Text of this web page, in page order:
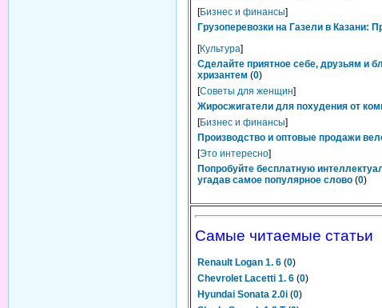
[Бизнес и финансы]
Грузоперевозки на Газели в Казани:
[Культура]
Сделайте приятное себе, друзьям и
хризантем (0)
[Советы для женщин]
Жиросжигатели для похудения от
[Бизнес и финансы]
Производство и оптовые продажи
[Это интересно]
Попробуйте бесплатную
угадав самое популярное слово (0)
Самые читаемые статьи
Renault Logan 1. 6 (0)
Chevrolet Lacetti 1. 6 (0)
Hyundai Sonata 2.0i (0)